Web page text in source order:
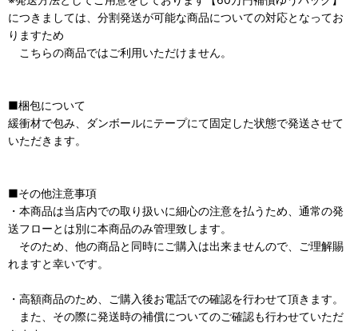
につきましては、分割発送が可能な商品についての対応となってお
りますため
こちらの商品ではご利用いただけません。
■梱包について
緩衝材で包み、ダンボールにテープにて固定した状態で発送させて
いただきます。
■その他注意事項
・本商品は当店内での取り扱いに細心の注意を払うため、通常の発
送フローとは別に本商品のみ管理致します。
そのため、他の商品と同時にご購入は出来ませんので、ご理解賜
れますと幸いです。
・高額商品のため、ご購入後お電話での確認を行わせて頂きます。
また、その際に発送時の補償についてのご確認も行わせていただ